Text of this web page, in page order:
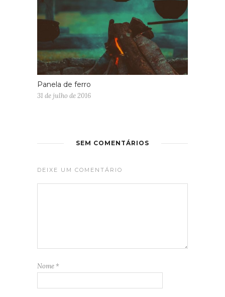
Panela de ferro
31 de julho de 2016
SEM COMENTÁRIOS
DEIXE UM COMENTÁRIO
Nome *